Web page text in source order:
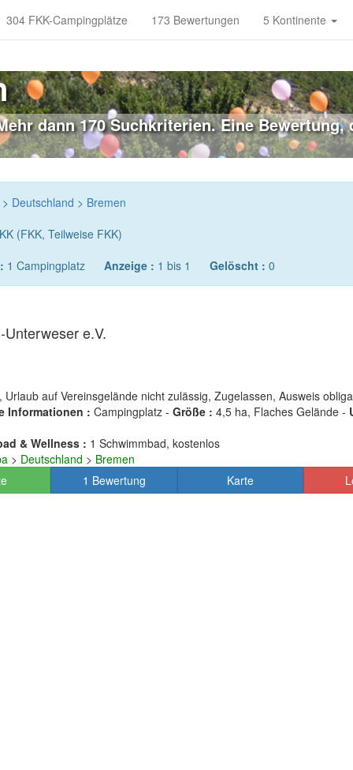
304 FKK-Campingplätze 173 Bewertungen 5 Kontinente
dann 170 Suchkriterien. Eine
> Deutschland > Bremen
(FKK, Teilweise FKK)
1 Campingplatz Anzeige : 1 bis 1 Gelöscht : 0
e.V.
, Urlaub auf Vereinsgelände nicht zulässig, Zugelassen, Ausweis
Informationen : Campingplatz - Größe : 4,5 ha, Flaches Gelände -
& Wellness : 1 Schwimmbad, kostenlos
> Deutschland > Bremen
1 Bewertung Karte